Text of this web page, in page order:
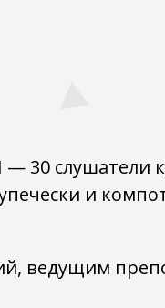
30 слушатели
и
ведущим